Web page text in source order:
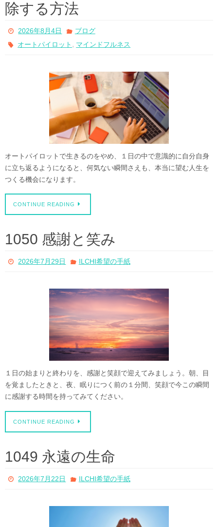
除する方法
2026年8月4日
ブログ
オートパイロット , マインドフルネス
オートパイロットで生きるのをやめ、１日の中で意識的に自分自身
に立ち返るようになると、何気ない瞬間さえも、本当に望む人生を
つくる機会になります。
CONTINUE READING
1050 感謝と笑み
2026年7月29日 ILCHI希望の手紙
１日の始まりと終わりを、感謝と笑顔で迎えてみましょう。朝、目
を覚ましたときと、夜、眠りにつく前の１分間、笑顔で今この瞬間
に感謝する時間を持ってみてください。
CONTINUE READING
1049 永遠の生命
2026年7月22日 ILCHI希望の手紙